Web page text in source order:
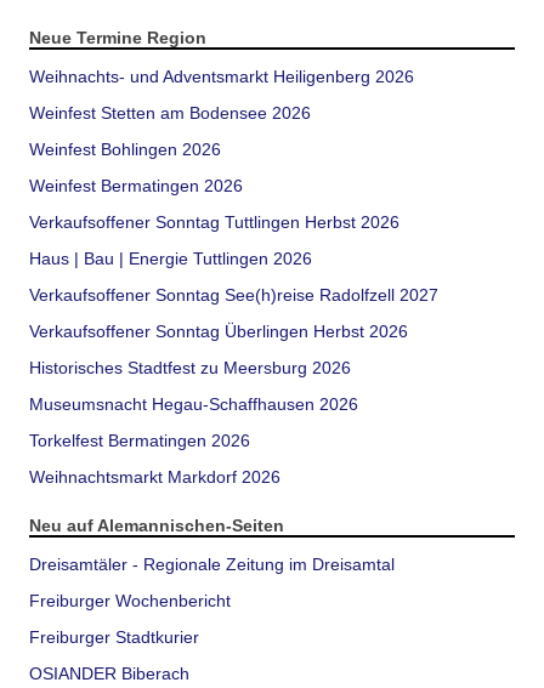
Neue Termine Region
Weihnachts- und Adventsmarkt Heiligenberg 2026
Weinfest Stetten am Bodensee 2026
Weinfest Bohlingen 2026
Weinfest Bermatingen 2026
Verkaufsoffener Sonntag Tuttlingen Herbst 2026
Haus | Bau | Energie Tuttlingen 2026
Verkaufsoffener Sonntag See(h)reise Radolfzell 2027
Verkaufsoffener Sonntag Überlingen Herbst 2026
Historisches Stadtfest zu Meersburg 2026
Museumsnacht Hegau-Schaffhausen 2026
Torkelfest Bermatingen 2026
Weihnachtsmarkt Markdorf 2026
Neu auf Alemannischen-Seiten
Dreisamtäler - Regionale Zeitung im Dreisamtal
Freiburger Wochenbericht
Freiburger Stadtkurier
OSIANDER Biberach